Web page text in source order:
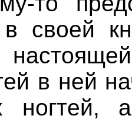
в своей
в ней
ногтей,